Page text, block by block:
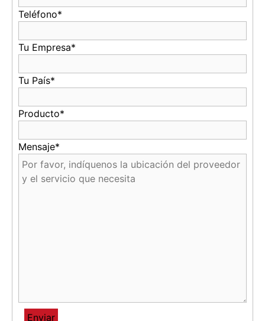
Teléfono*
Tu Empresa*
Tu País*
Producto*
Mensaje*